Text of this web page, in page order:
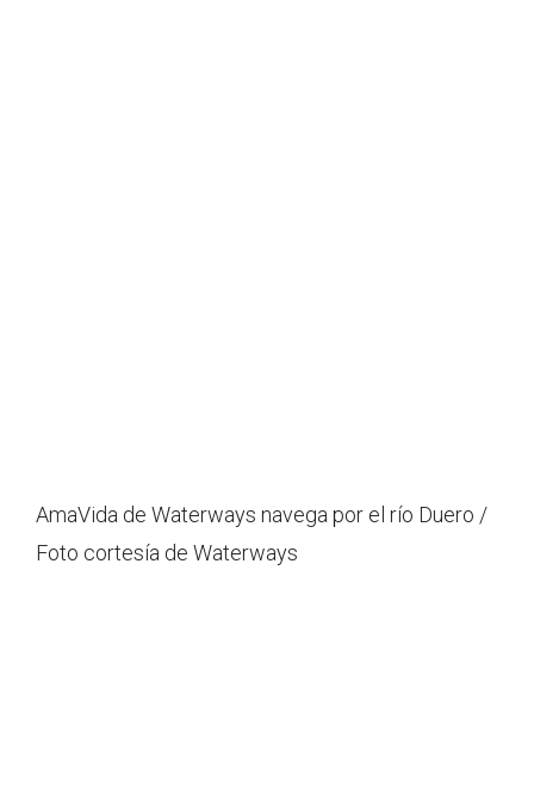
AmaVida de Waterways navega por el río Duero /
Foto cortesía de Waterways